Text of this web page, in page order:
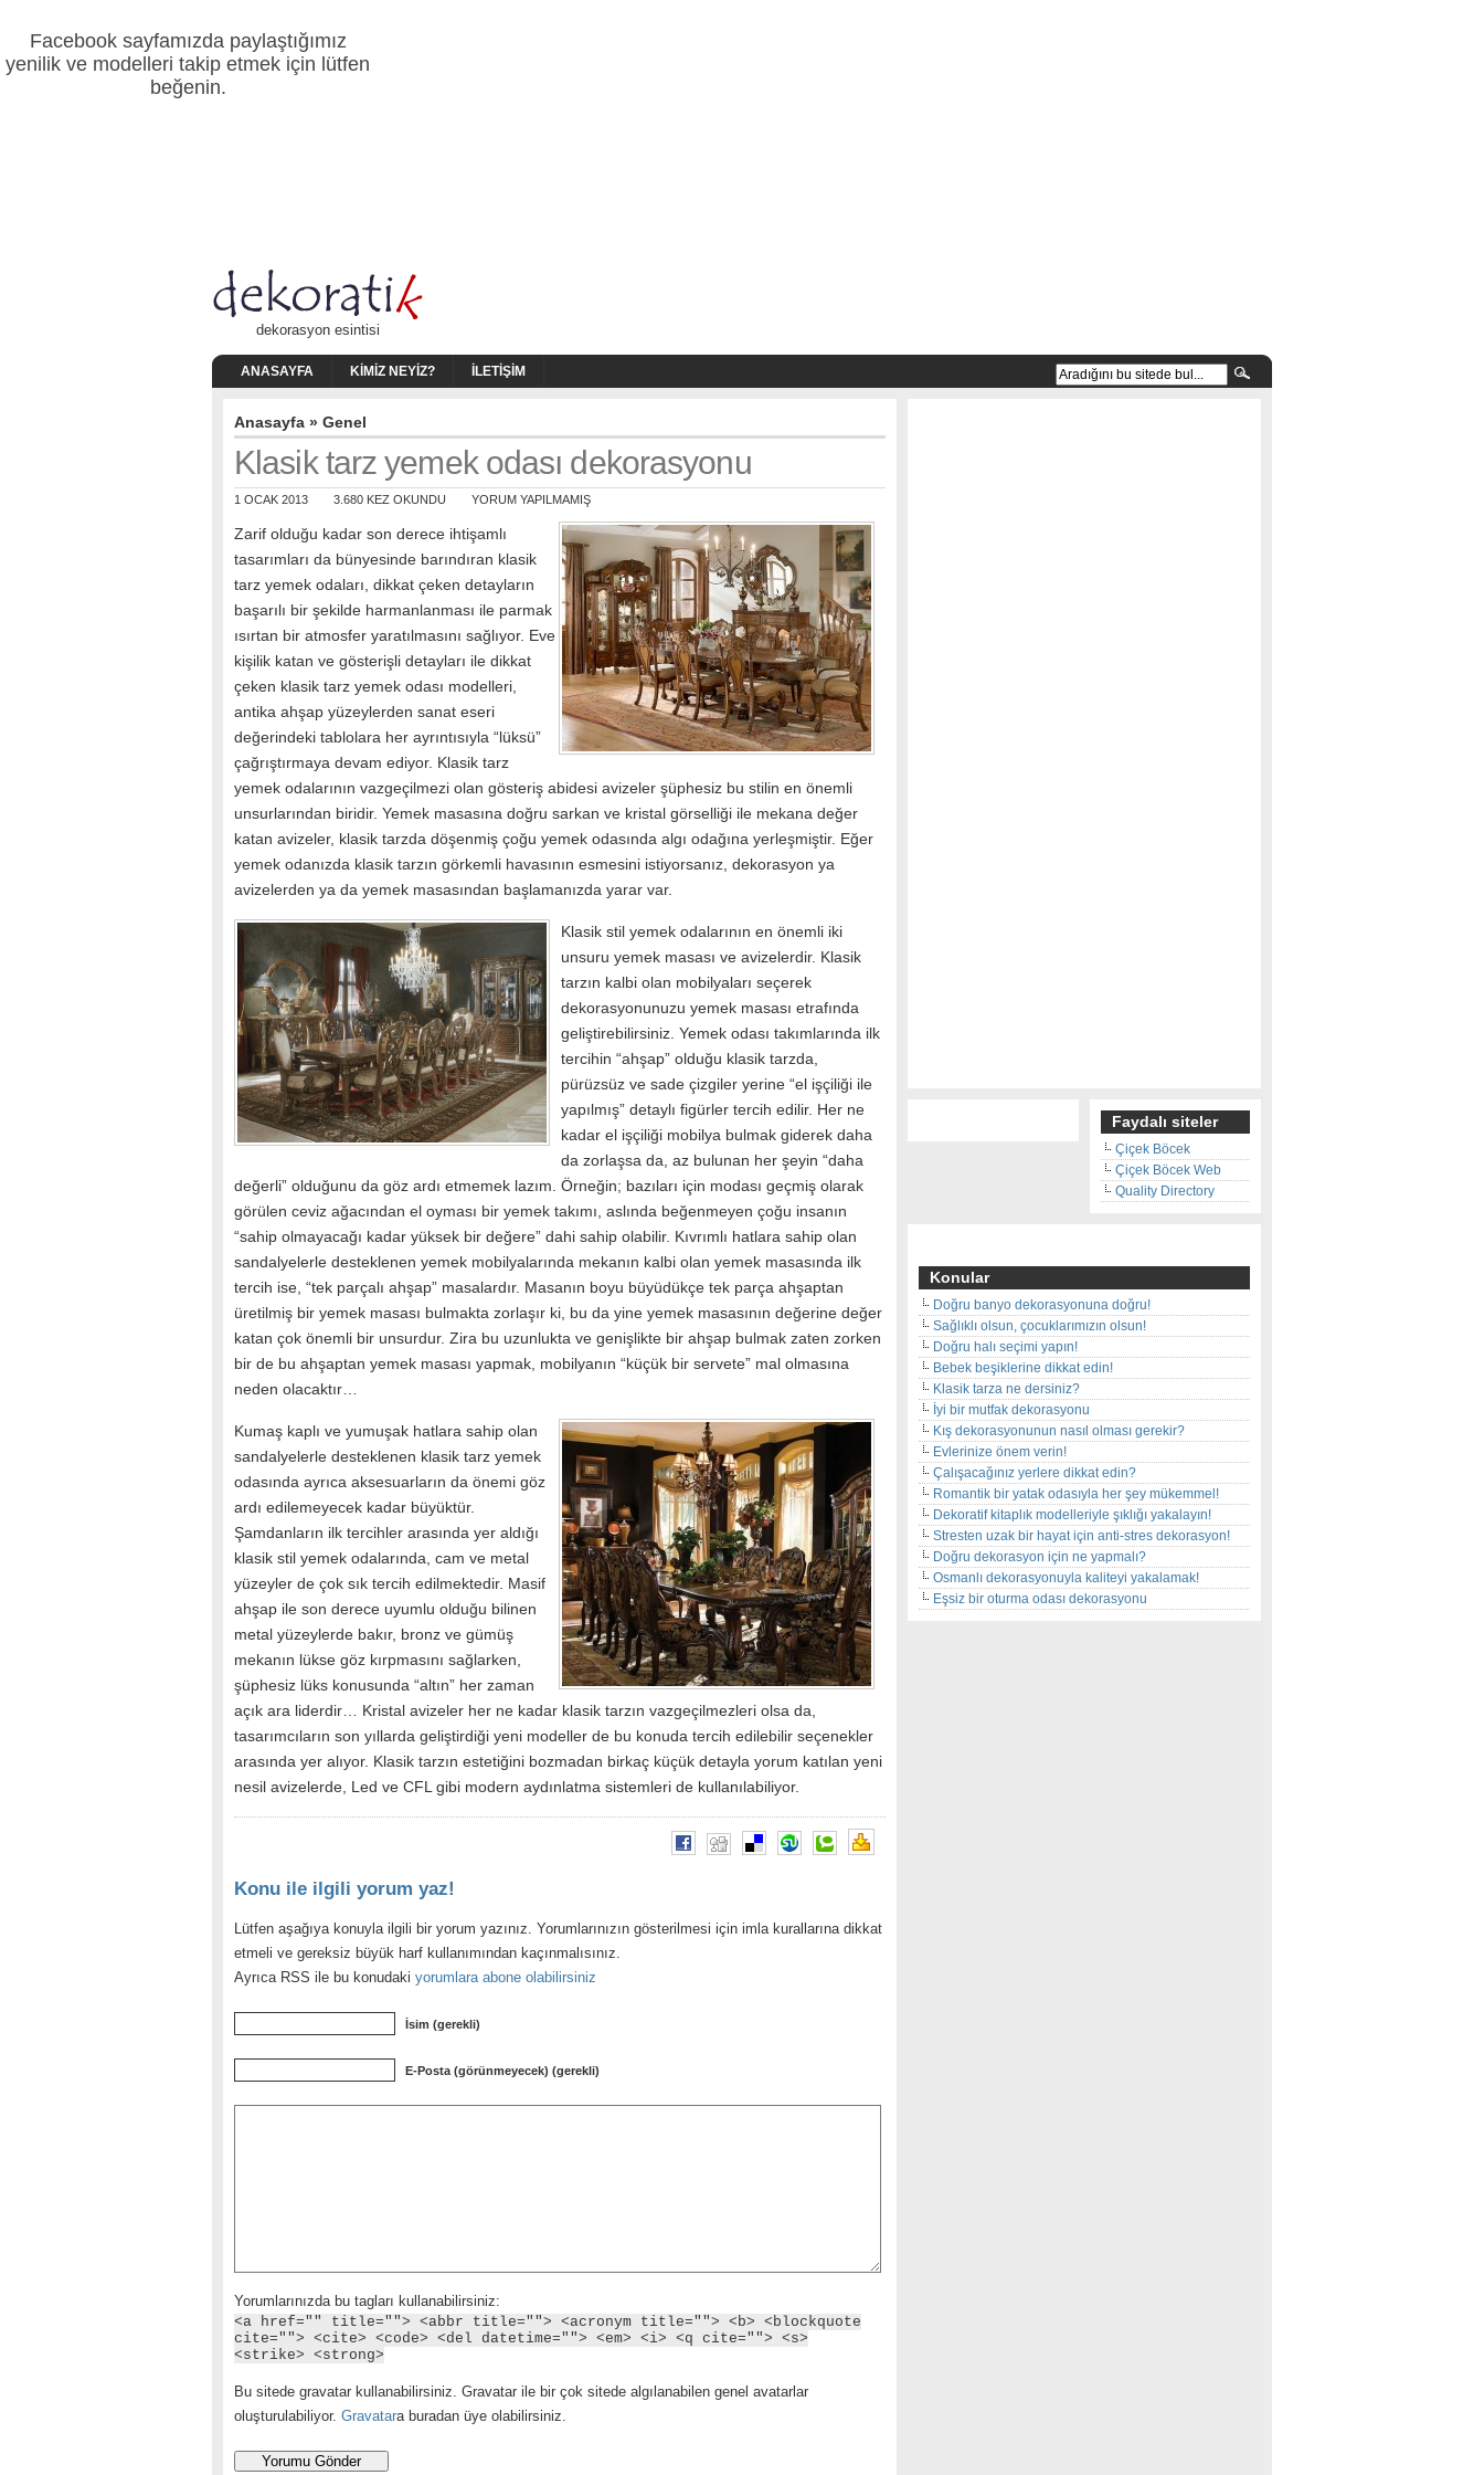
Facebook sayfamızda paylaştığımız
yenilik ve modelleri takip etmek için lütfen
beğenin.
dekorasyon esintisi
ANASAYFA KIMIZ NEYIZ? İLETIŞIM
Anasayfa » Genel
Klasik tarz yemek odası dekorasyonu
1 OCAK 2013 3.680 KEZ OKUNDU YORUM YAPILMAMIŞ
Zarif olduğu kadar son derece ihtişamlı
tasarımları da bünyesinde barındıran klasik
tarz yemek odaları, dikkat çeken detayların
başarılı bir şekilde harmanlanması ile parmak
ısırtan bir atmosfer yaratılmasını sağlıyor. Eve
kişilik katan ve gösterişli detayları ile dikkat
çeken klasik tarz yemek odası modelleri,
antika ahşap yüzeylerden sanat eseri
değerindeki tablolara her ayrıntısıyla “lüksü”
çağrıştırmaya devam ediyor. Klasik tarz
yemek odalarının vazgeçilmezi olan gösteriş abidesi avizeler şüphesiz bu stilin en önemli
unsurlarından biridir. Yemek masasına doğru sarkan ve kristal görselliği ile mekana değer
katan avizeler, klasik tarzda döşenmiş çoğu yemek odasında algı odağına yerleşmiştir. Eğer
yemek odanızda klasik tarzın görkemli havasının esmesini istiyorsanız, dekorasyon ya
avizelerden ya da yemek masasından başlamanızda yarar var.
Klasik stil yemek odalarının en önemli iki
unsuru yemek masası ve avizelerdir. Klasik
tarzın kalbi olan mobilyaları seçerek
dekorasyonunuzu yemek masası etrafında
geliştirebilirsiniz. Yemek odası takımlarında ilk
tercihin “ahşap” olduğu klasik tarzda,
pürüzsüz ve sade çizgiler yerine “el işçiliği ile
yapılmış” detaylı figürler tercih edilir. Her ne
kadar el işçiliği mobilya bulmak giderek daha
da zorlaşsa da, az bulunan her şeyin “daha
değerli” olduğunu da göz ardı etmemek lazım. Örneğin; bazıları için modası geçmiş olarak
görülen ceviz ağacından el oyması bir yemek takımı, aslında beğenmeyen çoğu insanın
“sahip olmayacağı kadar yüksek bir değere” dahi sahip olabilir. Kıvrımlı hatlara sahip olan
sandalyelerle desteklenen yemek mobilyalarında mekanın kalbi olan yemek masasında ilk
tercih ise, “tek parçalı ahşap” masalardır. Masanın boyu büyüdükçe tek parça ahşaptan
üretilmiş bir yemek masası bulmakta zorlaşır ki, bu da yine yemek masasının değerine değer
katan çok önemli bir unsurdur. Zira bu uzunlukta ve genişlikte bir ahşap bulmak zaten zorken
bir de bu ahşaptan yemek masası yapmak, mobilyanın “küçük bir servete” mal olmasına
neden olacaktır…
Kumaş kaplı ve yumuşak hatlara sahip olan
sandalyelerle desteklenen klasik tarz yemek
odasında ayrıca aksesuarların da önemi göz
ardı edilemeyecek kadar büyüktür.
Şamdanların ilk tercihler arasında yer aldığı
klasik stil yemek odalarında, cam ve metal
yüzeyler de çok sık tercih edilmektedir. Masif
ahşap ile son derece uyumlu olduğu bilinen
metal yüzeylerde bakır, bronz ve gümüş
mekanın lükse göz kırpmasını sağlarken,
şüphesiz lüks konusunda “altın” her zaman
açık ara liderdir… Kristal avizeler her ne kadar klasik tarzın vazgeçilmezleri olsa da,
tasarımcıların son yıllarda geliştirdiği yeni modeller de bu konuda tercih edilebilir seçenekler
arasında yer alıyor. Klasik tarzın estetiğini bozmadan birkaç küçük detayla yorum katılan yeni
nesil avizelerde, Led ve CFL gibi modern aydınlatma sistemleri de kullanılabiliyor.
Konu ile ilgili yorum yaz!
Lütfen aşağıya konuyla ilgili bir yorum yazınız. Yorumlarınızın gösterilmesi için imla kurallarına dikkat
etmeli ve gereksiz büyük harf kullanımından kaçınmalısınız.
Ayrıca RSS ile bu konudaki yorumlara abone olabilirsiniz
İsim (gerekli)
E-Posta (görünmeyecek) (gerekli)
Yorumlarınızda bu tagları kullanabilirsiniz:
<a href="" title=""> <abbr title=""> <acronym title=""> <b> <blockquote
cite=""> <cite> <code> <del datetime=""> <em> <i> <q cite=""> <s>
<strike> <strong>
Bu sitede gravatar kullanabilirsiniz. Gravatar ile bir çok sitede algılanabilen genel avatarlar
oluşturulabiliyor. Gravatara buradan üye olabilirsiniz.
Faydalı siteler
Çiçek Böcek
Çiçek Böcek Web
Quality Directory
Konular
Doğru banyo dekorasyonuna doğru!
Sağlıklı olsun, çocuklarımızın olsun!
Doğru halı seçimi yapın!
Bebek beşiklerine dikkat edin!
Klasik tarza ne dersiniz?
İyi bir mutfak dekorasyonu
Kış dekorasyonunun nasıl olması gerekir?
Evlerinize önem verin!
Çalışacağınız yerlere dikkat edin?
Romantik bir yatak odasıyla her şey mükemmel!
Dekoratif kitaplık modelleriyle şıklığı yakalayın!
Stresten uzak bir hayat için anti-stres dekorasyon!
Doğru dekorasyon için ne yapmalı?
Osmanlı dekorasyonuyla kaliteyi yakalamak!
Eşsiz bir oturma odası dekorasyonu